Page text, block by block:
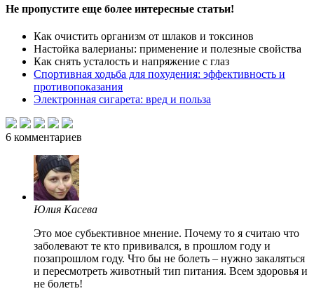
Не пропустите еще более интересные статьи!
Как очистить организм от шлаков и токсинов
Настойка валерианы: применение и полезные свойства
Как снять усталость и напряжение с глаз
Спортивная ходьба для похудения: эффективность и
противопоказания
Электронная сигарета: вред и польза
6 комментариев
Юлия Касева
Это мое субьективное мнение. Почему то я считаю что
заболевают те кто прививался, в прошлом году и
позапрошлом году. Что бы не болеть – нужно закаляться
и пересмотреть животный тип питания. Всем здоровья и
не болеть!